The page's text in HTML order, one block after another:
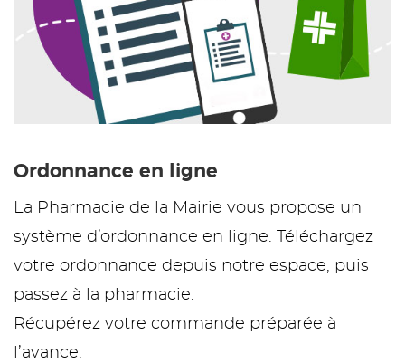
Ordonnance en ligne
La Pharmacie de la Mairie vous propose un
système d’ordonnance en ligne. Téléchargez
votre ordonnance depuis notre espace, puis
passez à la pharmacie.
Récupérez votre commande préparée à
l’avance.